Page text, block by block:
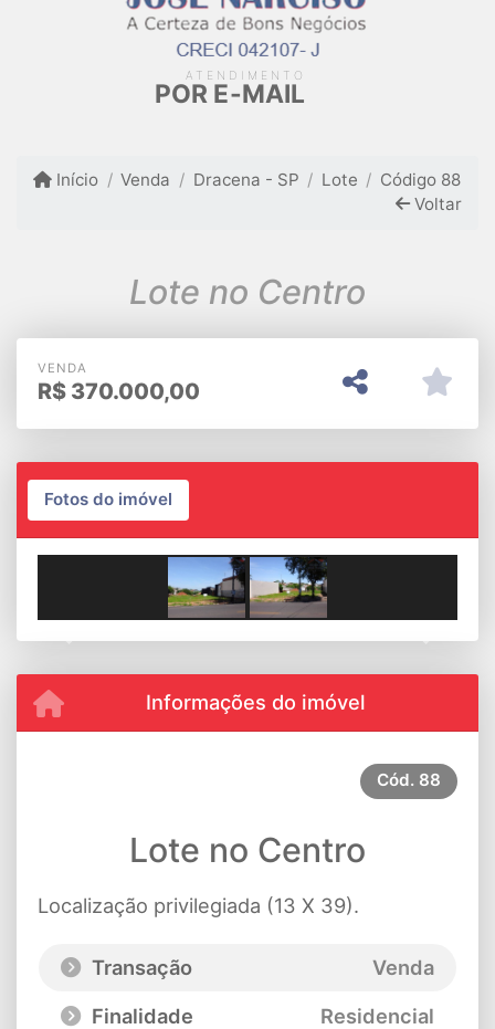
ATENDIMENTO
POR E-MAIL
Início Venda Dracena - SP Lote
Código 88
Voltar
Lote no Centro
VENDA
R$ 370.000,00
Fotos do imóvel
Informações do imóvel
Cód. 88
Lote no Centro
Localização privilegiada (13 X 39).
Transação
Venda
Finalidade
Residencial